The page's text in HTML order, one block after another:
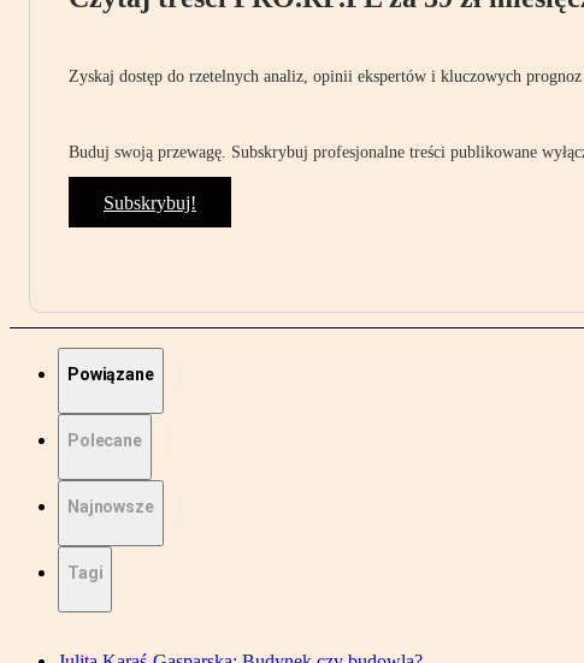
Zyskaj dostęp do rzetelnych analiz, opinii ekspertów i kluczowych
Buduj swoją przewagę. Subskrybuj profesjonalne treści publikowane
Subskrybuj!
Powiązane
Polecane
Najnowsze
Tagi